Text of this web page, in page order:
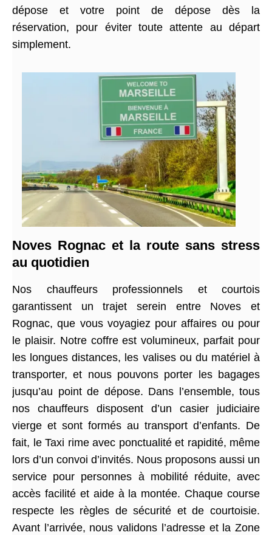
dépose et votre point de dépose dès la
réservation, pour éviter toute attente au départ
simplement.
Noves Rognac et la route sans stress
au quotidien
Nos chauffeurs professionnels et courtois
garantissent un trajet serein entre Noves et
Rognac, que vous voyagiez pour affaires ou pour
le plaisir. Notre coffre est volumineux, parfait pour
les longues distances, les valises ou du matériel à
transporter, et nous pouvons porter les bagages
jusqu’au point de dépose. Dans l’ensemble, tous
nos chauffeurs disposent d’un casier judiciaire
vierge et sont formés au transport d’enfants. De
fait, le Taxi rime avec ponctualité et rapidité, même
lors d’un convoi d’invités. Nous proposons aussi un
service pour personnes à mobilité réduite, avec
accès facilité et aide à la montée. Chaque course
respecte les règles de sécurité et de courtoisie.
Avant l’arrivée, nous validons l’adresse et la Zone